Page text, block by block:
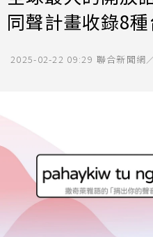
同聲計畫收錄8
2025-02-22 09:29 聯合新聞網